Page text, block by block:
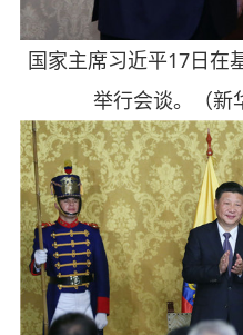
国家主席习近平17日在
举行会谈。（新